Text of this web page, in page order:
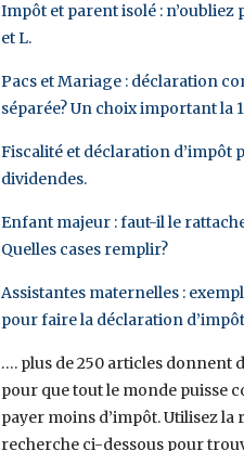
Impôt et parent isolé : n’oubliez
et L.
Pacs et Mariage : déclaration
séparée? Un choix important la
Fiscalité et déclaration d’impôt
dividendes.
Enfant majeur : faut-il le
Quelles cases remplir?
Assistantes maternelles :
pour faire la déclaration
…. plus de 250 articles donnent
pour que tout le monde puisse
payer moins d’impôt. Utilisez la
recherche ci-dessous pour